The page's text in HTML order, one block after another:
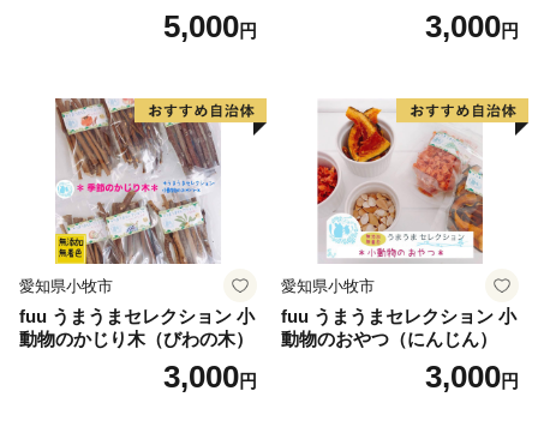
FAX：050-3488-0889
営業時間 9：00～18：00（※土日祝日・年末年始期間休
み）
================================
5,000円 3,000円
愛知県小牧市
fuu うまうまセレクション 小
動物のかじり木（びわの木）
3,000円
愛知県小牧市
fuu うまうまセレクション 小
動物のおやつ（にんじん）
3,000円